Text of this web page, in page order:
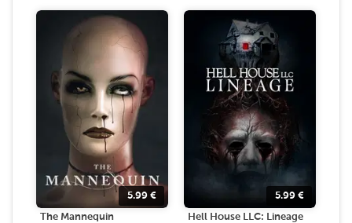
5.99 €
The Mannequin
5.99 €
Hell House LLC: Lineage